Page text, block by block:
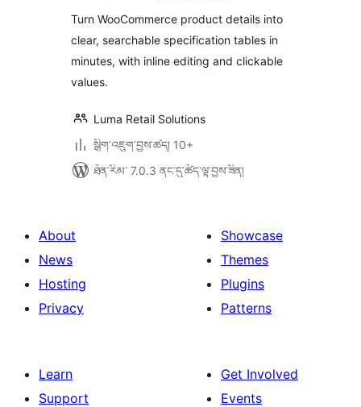
ཚང་།
Turn WooCommerce product details into
clear, searchable specification tables in
minutes, with inline editing and clickable
values.
Luma Retail Solutions
སྒྲིག་འཇུག་བྱས་ཚད། 10+
ཐོན་རིམ་ 7.0.3 ནང་དུ་ཚོད་ལྟ་བྱས་ཟིན།
About
News
Hosting
Privacy
Showcase
Themes
Plugins
Patterns
Learn
Support
Get Involved
Events